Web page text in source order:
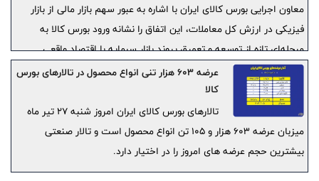
معاون اجرایی بورس کالای ایران با اشاره به عبور سهم بازار مالی از بازار
فیزیکی در ارزش کل معاملات، این اتفاق را نشانه ورود بورس کالا به
مرحله‌ای تازه از توسعه و تعمیق پیوند بازار سرمایه با اقتصاد واقعی
دانست.
عرضه ۶۰۳ هزار تنی انواع محصول در تالارهای بورس
کالا
تالارهای بورس کالای ایران امروز شنبه ۲۷ تیر ماه
میزبان عرضه ۶۰۳ هزار و ۱۰۵ تن انواع محصول است و تالار صنعتی
بیشترین حجم عرضه های امروز را در اختیار دارد.